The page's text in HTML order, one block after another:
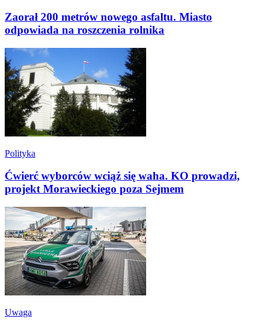
Zaorał 200 metrów nowego asfaltu. Miasto
odpowiada na roszczenia rolnika
Polityka
Ćwierć wyborców wciąż się waha. KO prowadzi,
projekt Morawieckiego poza Sejmem
Uwaga